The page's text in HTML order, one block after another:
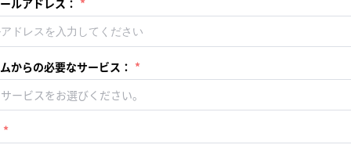
ルアドレス：
からの必要なサービス：
ービスをお選びください。